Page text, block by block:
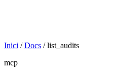
Inici / Docs / list_audits
mcp